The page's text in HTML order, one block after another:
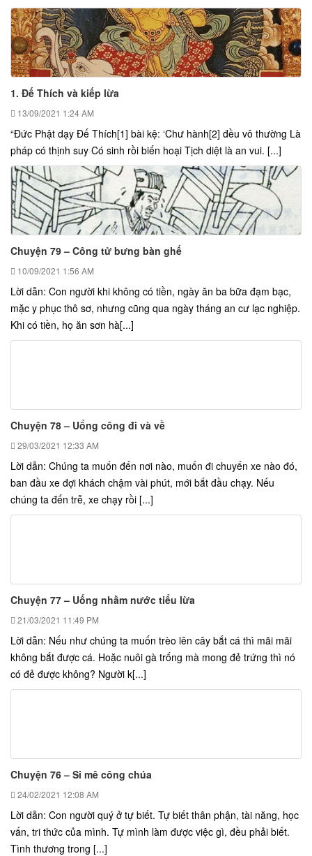
1. Đế Thích và kiếp lừa
13/09/2021 1:24 AM
“Đức Phật dạy Đế Thích[1] bài kệ: ‘Chư hành[2] đều vô thường Là
pháp có thịnh suy Có sinh rồi biến hoại Tịch diệt là an vui. [...]
Chuyện 79 – Công tử bưng bàn ghế
10/09/2021 1:56 AM
Lời dẫn: Con người khi không có tiền, ngày ăn ba bữa đạm bạc,
mặc y phục thô sơ, nhưng cũng qua ngày tháng an cư lạc nghiệp.
Khi có tiền, họ ăn sơn hà[...]
Chuyện 78 – Uổng công đi và về
29/03/2021 12:33 AM
Lời dẫn: Chúng ta muốn đến nơi nào, muốn đi chuyến xe nào đó,
ban đầu xe đợi khách chậm vài phút, mới bắt đầu chạy. Nếu
chúng ta đến trễ, xe chạy rồi [...]
Chuyện 77 – Uống nhầm nước tiểu lừa
21/03/2021 11:49 PM
Lời dẫn: Nếu như chúng ta muốn trèo lên cây bắt cá thì mãi mãi
không bắt được cá. Hoặc nuôi gà trống mà mong đẻ trứng thì nó
có đẻ được không? Người k[...]
Chuyện 76 – Si mê công chúa
24/02/2021 12:08 AM
Lời dẫn: Con người quý ở tự biết. Tự biết thân phận, tài năng, học
vấn, tri thức của mình. Tự mình làm được việc gì, đều phải biết.
Tình thương trong [...]